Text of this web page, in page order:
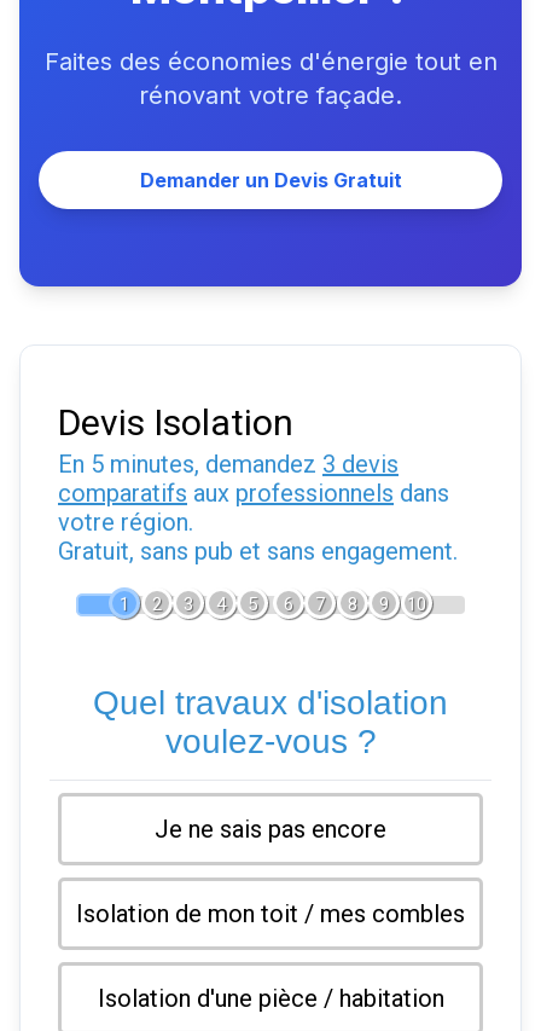
Faites des économies d'énergie tout en
rénovant votre façade.
Demander un Devis Gratuit
Devis Isolation
En 5 minutes, demandez 3 devis
comparatifs aux professionnels dans
votre région.
Gratuit, sans pub et sans engagement.
1 2 3 4 5 6 7 8 9 10
Quel travaux d'isolation
voulez-vous ?
Je ne sais pas encore
Isolation de mon toit / mes combles
Isolation d'une pièce / habitation